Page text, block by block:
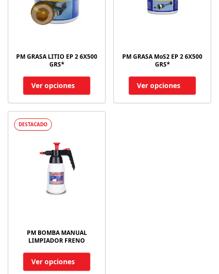
PM GRASA LITIO EP 2 6X500
GRS*
Ver opciones
PM GRASA MoS2 EP 2 6X500
GRS*
Ver opciones
DESTACADO
PM BOMBA MANUAL
LIMPIADOR FRENO
Ver opciones